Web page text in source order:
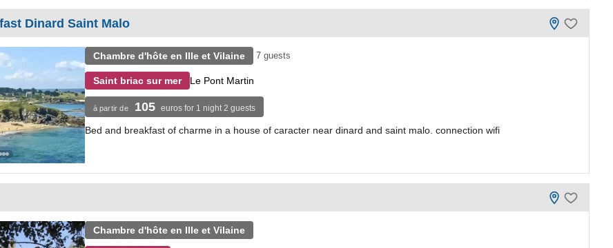
Dinard Saint Malo
Chambre d'hôte en Ille et Vilaine 7 guests
Saint briac sur mer Le Pont Martin
à partir de 105 euros for 1 night 2 guests
Bed and breakfast of charme in a house of caracter near dinard and saint malo. connection wifi
Chambre d'hôte en Ille et Vilaine